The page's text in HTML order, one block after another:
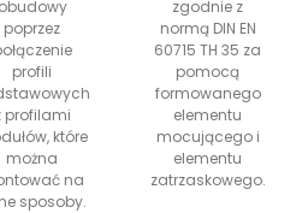
obudowy
poprzez
profili
profilami
które
można
na
sposoby.
zgodnie z
normą DIN EN
60715 TH 35 za
pomocą
formowanego
elementu
mocującego i
elementu
zatrzaskowego.